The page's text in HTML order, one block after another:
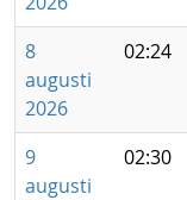
8
augusti
2026
02:24
9
augusti
02:30